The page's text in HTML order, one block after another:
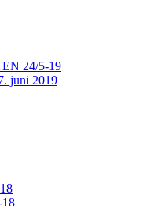
24/5-19
juni 2019
18